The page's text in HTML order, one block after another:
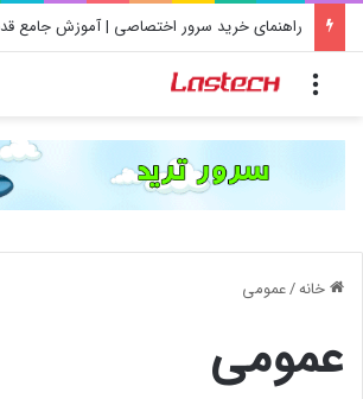
راهنمای خرید سرور اختصاصی | آموزش جامع
خانه/عمومی
عمومی